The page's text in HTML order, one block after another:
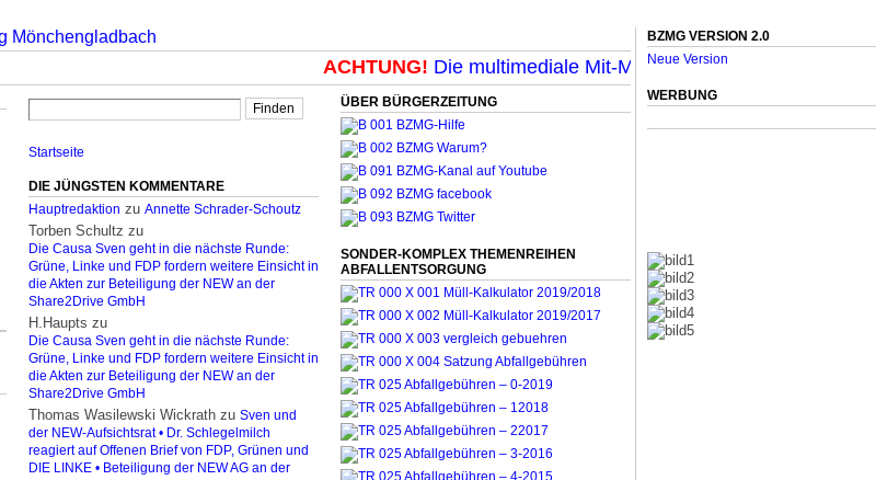
ACHTUNG!Die multimediale Mit-Mach-Zeitung für
Startseite
DIE JÜNGSTEN KOMMENTARE
Hauptredaktion zu Annette Schrader-Schoutz
Torben Schultz zu
Die Causa Sven geht in die nächste Runde:
Grüne, Linke und FDP fordern weitere Einsicht in
die Akten zur Beteiligung der NEW an der
Share2Drive GmbH
H.Haupts zu
Die Causa Sven geht in die nächste Runde:
Grüne, Linke und FDP fordern weitere Einsicht in
die Akten zur Beteiligung der NEW an der
Share2Drive GmbH
Thomas Wasilewski Wickrath zu Sven und
der NEW-Aufsichtsrat • Dr. Schlegelmilch
reagiert auf Offenen Brief von FDP, Grünen und
DIE LINKE • Beteiligung der NEW AG an der
ÜBER BÜRGERZEITUNG
SONDER-KOMPLEX THEMENREIHEN
ABFALLENTSORGUNG
BZMG VERSION 2.0
Neue Version
WERBUNG